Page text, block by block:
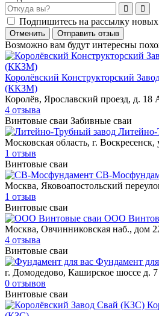
Подпишитесь на рассылку новых
Отменить Отправить отзыв
Возможно вам будут интересны
Королёвский Конструкторский
(ККЗМ)
Королёв, Ярославский проезд, д. 18
4 отзыва
Винтовые сваи Забивные сваи
Литейно-
Московская область, г. Воскресенск,
1 отзыв
Винтовые сваи
СВ-
Москва, Яковоапостольский
1 отзыв
Винтовые сваи
ООО
Москва, Овчинниковская наб., дом
4 отзыва
Винтовые сваи
Фундамент
г. Домодедово, Каширское шоссе д. 7
0 отзывов
Винтовые сваи